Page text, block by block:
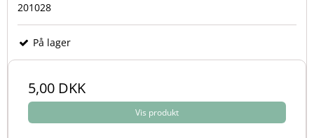
201028
På lager
5,00 DKK
Vis produkt